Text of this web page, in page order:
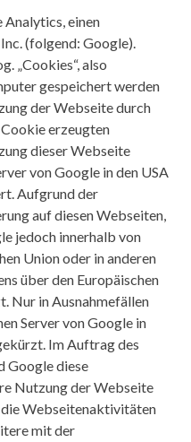
einen
(folgend: Google).
„Cookies“, also
gespeichert werden
der Webseite durch
erzeugten
dieser Webseite
von Google in den USA
Aufgrund der
auf diesen Webseiten,
jedoch innerhalb von
Union oder in anderen
über den Europäischen
Nur in Ausnahmefällen
Server von Google in
Im Auftrag des
Google diese
Nutzung der Webseite
die Webseitenaktivitäten
mit der